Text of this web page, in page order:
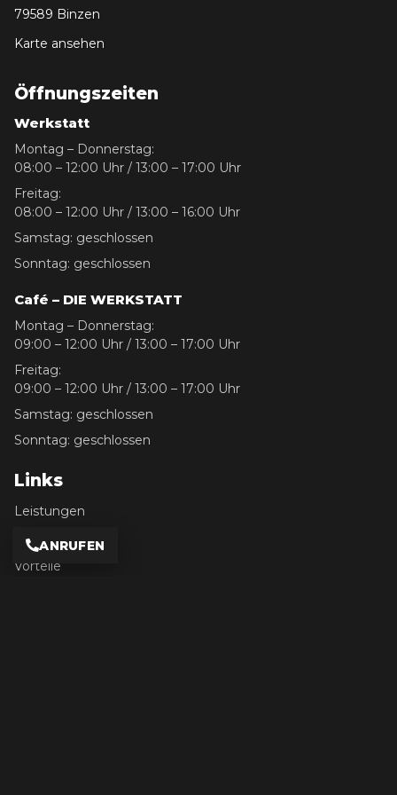
79589 Binzen
Karte ansehen
Öffnungszeiten
Werkstatt
Montag – Donnerstag:
08:00 – 12:00 Uhr / 13:00 – 17:00 Uhr
Freitag:
08:00 – 12:00 Uhr / 13:00 – 16:00 Uhr
Samstag: geschlossen
Sonntag: geschlossen
Café – DIE WERKSTATT
Montag – Donnerstag:
09:00 – 12:00 Uhr / 13:00 – 17:00 Uhr
Freitag:
09:00 – 12:00 Uhr / 13:00 – 17:00 Uhr
Samstag: geschlossen
Sonntag: geschlossen
Links
Leistungen
Ablauf
Vorteile
ANRUFEN